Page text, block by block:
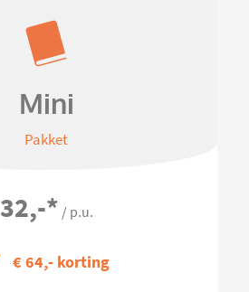
Mini
Pakket
32,-* / p.u.
€ 64,- korting